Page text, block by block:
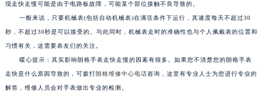
南宁市青秀区金湖路59号地王大厦12楼1224室（需提前预约）
泉州市丰泽区宝洲路729号浦西万达中心写字楼A座7楼709室（需提前预约）
青岛市南区山东路6号华润大厦B座22层04室（需提前预约）
现走快走慢可能是由于电路板故障，可能某个部位接触不良导致的。
一般来说，只要机械表(包括自动机械表)在满弦条件下运行，其速度每天不超过30
秒，不超过30秒是可以接受的。与此同时，机械表走时的准确性也与个人佩戴表的位置和
习惯有关，这需要表友们的关注。
暖心提示：其实影响朗格手表走快走慢的因素有很多。如果您不清楚您的朗格手表
走快是什么原因导致的，可拨打朗格维修中心电话咨询，这里有专业人士为您进行专业的
解答，维修人员会对手表做出专业的检测。